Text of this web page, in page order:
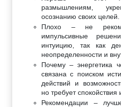
размышлениям,
осознанию своих целей.
Плохо – не
импульсивные
интуицию, так как
неопределенности и
Почему – энергетика
связана с поиском
действий и
но требует спокойствия
Рекомендации –